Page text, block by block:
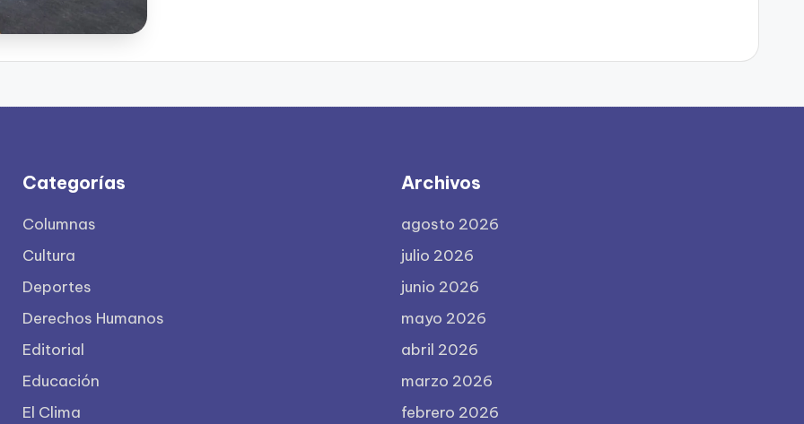
Categorías
Columnas
Cultura
Deportes
Derechos Humanos
Editorial
Educación
El Clima
Archivos
agosto 2026
julio 2026
junio 2026
mayo 2026
abril 2026
marzo 2026
febrero 2026